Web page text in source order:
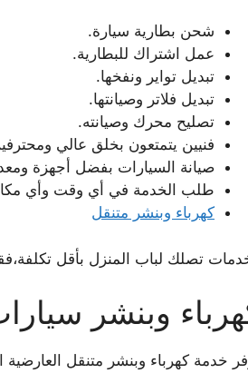
شحن بطارية سيارة.
عمل اشتراك للبطارية.
تبديل تواير ونفخها.
تبديل فلاتر وصيانتها.
تصليح محرك وصيانته.
فنيين يتمتعون بخلق عالي
صيانة السيارات بفضل أجهزة
طلب الخدمة في أي وقت وأي
كهرباء وبنشر متنقل
تصلك لباب المنزل بأقل
وبنشر
خدمة كهرباء وبنشر متنقل